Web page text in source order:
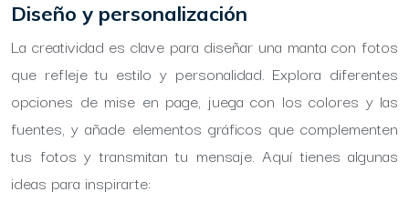
Diseño y personalización
La creatividad es clave para diseñar una manta con fotos
que refleje tu estilo y personalidad. Explora diferentes
opciones de mise en page, juega con los colores y las
fuentes, y añade elementos gráficos que complementen
tus fotos y transmitan tu mensaje. Aquí tienes algunas
ideas para inspirarte: